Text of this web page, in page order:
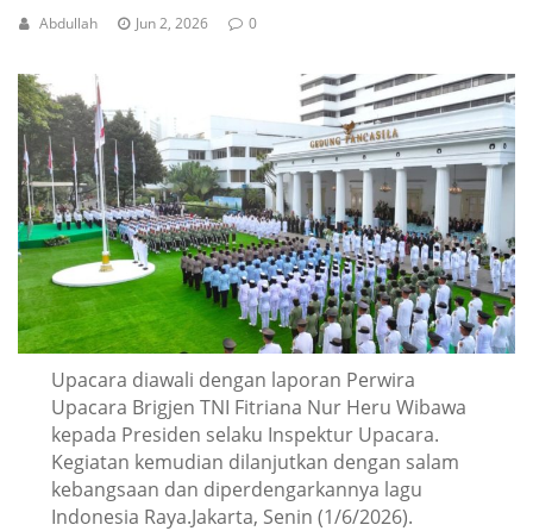
Abdullah Jun 2, 2026 0
Upacara diawali dengan laporan Perwira
Upacara Brigjen TNI Fitriana Nur Heru Wibawa
kepada Presiden selaku Inspektur Upacara.
Kegiatan kemudian dilanjutkan dengan salam
kebangsaan dan diperdengarkannya lagu
Indonesia Raya.Jakarta, Senin (1/6/2026).